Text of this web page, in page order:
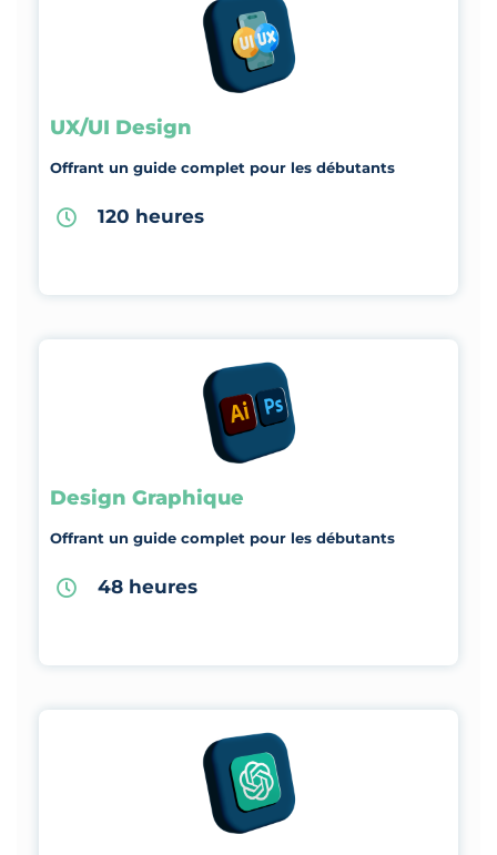
UX/UI Design
Offrant un guide complet pour les débutants
120 heures
Design Graphique
Offrant un guide complet pour les débutants
48 heures